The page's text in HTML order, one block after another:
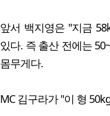
앞서 백지영은 "지금
있다. 즉 출산 전에는
몸무게다.
MC 김구라가 "이 형